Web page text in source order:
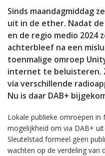
Sinds maandagmiddag
uit in de ether. Nadat
en de regio medio 2024
achterbleef na een
toenmalige omroep
internet te beluisteren.
via verschillende
Nu is daar DAB+
Lokale publieke omroepen in
mogelijkheid om via DAB+
Sleutelstad formeel geen
wachten op de verdeling van